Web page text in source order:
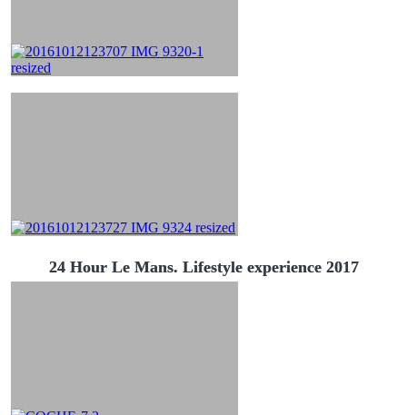
24 Hour Le Mans. Lifestyle experience 2017